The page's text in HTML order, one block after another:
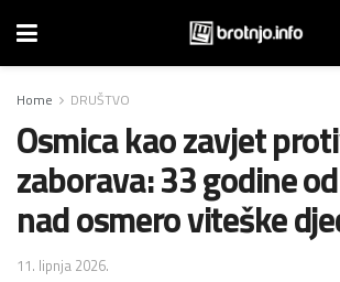
Home DRUŠTVO
Osmica kao zavjet
zaborava: 33 godine
nad osmero viteške
11. lipnja 2026.